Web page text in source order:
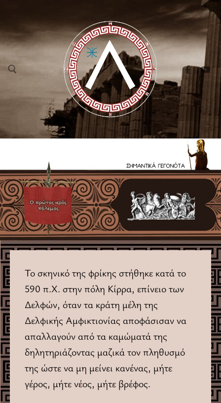
Το σκηνικό της φρίκης στήθηκε κατά το
590 π.X. στην πόλη Κίρρα, επίνειο των
Δελφών, όταν τα κράτη μέλη της
Δελφικής Αμφικτιονίας αποφάσισαν να
απαλλαγούν από τα καμώματά της
δηλητηριάζοντας μαζικά τον πληθυσμό
της ώστε να μη μείνει κανένας, μήτε
γέρος, μήτε νέος, μήτε βρέφος.